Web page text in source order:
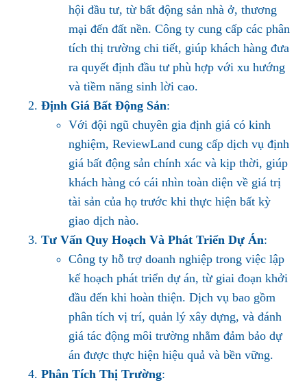
hội đầu tư, từ bất động sản nhà ở, thương
mại đến đất nền. Công ty cung cấp các phân
tích thị trường chi tiết, giúp khách hàng đưa
ra quyết định đầu tư phù hợp với xu hướng
và tiềm năng sinh lời cao.
Định Giá Bất Động Sản:
Với đội ngũ chuyên gia định giá có kinh
nghiệm, ReviewLand cung cấp dịch vụ định
giá bất động sản chính xác và kịp thời, giúp
khách hàng có cái nhìn toàn diện về giá trị
tài sản của họ trước khi thực hiện bất kỳ
giao dịch nào.
Tư Vấn Quy Hoạch Và Phát Triển Dự Án:
Công ty hỗ trợ doanh nghiệp trong việc lập
kế hoạch phát triển dự án, từ giai đoạn khởi
đầu đến khi hoàn thiện. Dịch vụ bao gồm
phân tích vị trí, quản lý xây dựng, và đánh
giá tác động môi trường nhằm đảm bảo dự
án được thực hiện hiệu quả và bền vững.
Phân Tích Thị Trường: